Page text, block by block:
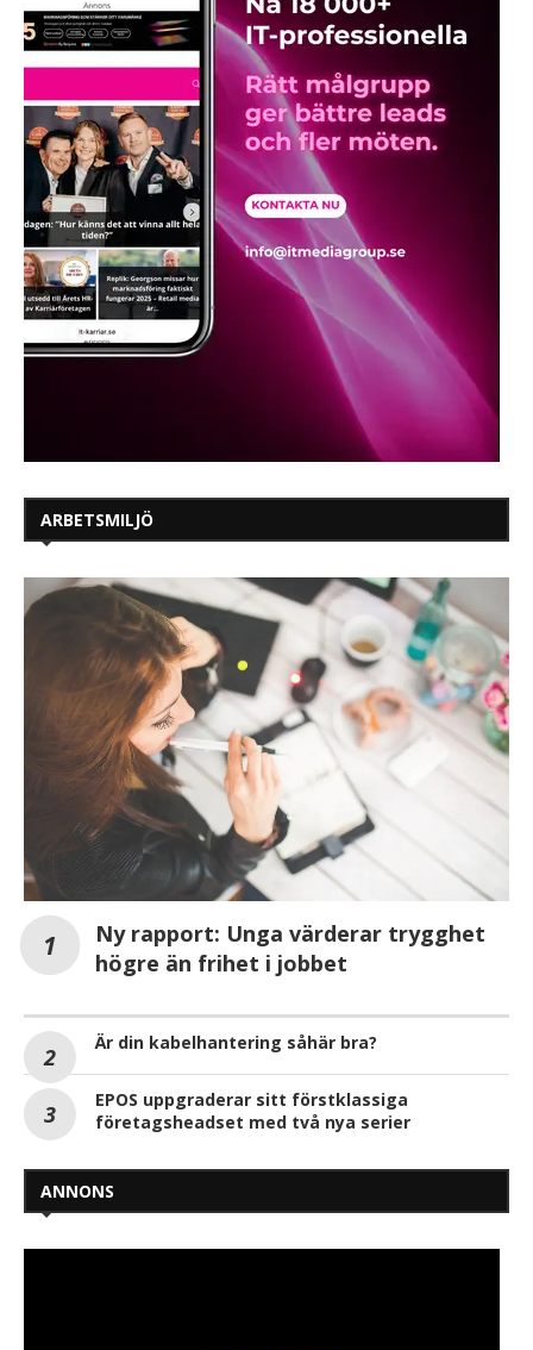
ARBETSMILJÖ
Ny rapport: Unga värderar trygghet
högre än frihet i jobbet
Är din kabelhantering såhär bra?
EPOS uppgraderar sitt förstklassiga
företagsheadset med två nya serier
ANNONS